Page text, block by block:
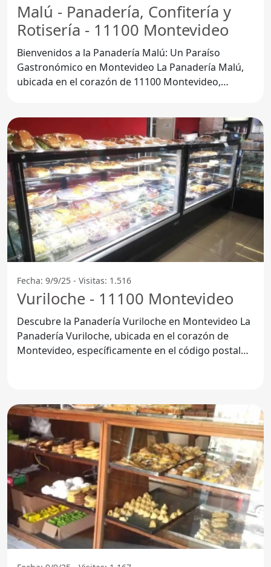
Malú - Panadería, Confitería y
Rotisería - 11100 Montevideo
Bienvenidos a la Panadería Malú: Un Paraíso
Gastronómico en Montevideo La Panadería Malú,
ubicada en el corazón de 11100 Montevideo,
Fecha: 9/9/25 - Visitas: 1.516
Vuriloche - 11100 Montevideo
Descubre la Panadería Vuriloche en Montevideo La
Panadería Vuriloche, ubicada en el corazón de
Montevideo, específicamente en el código postal